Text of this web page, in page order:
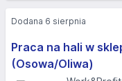
Praca na hali w
(Osowa/Oliwa)
Dodana 6 sierpnia